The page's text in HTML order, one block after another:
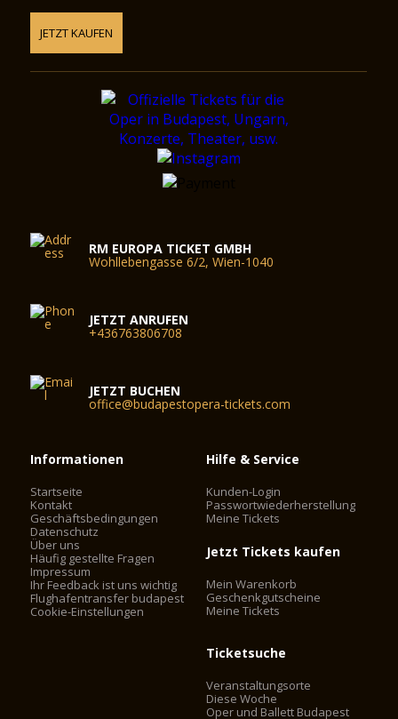
JETZT KAUFEN
RM EUROPA TICKET GMBH
Wohllebengasse 6/2, Wien-1040
JETZT ANRUFEN
+436763806708
JETZT BUCHEN
office@budapestopera-tickets.com
Informationen
Startseite
Kontakt
Geschäftsbedingungen
Datenschutz
Über uns
Häufig gestellte Fragen
Impressum
Ihr Feedback ist uns wichtig
Flughafentransfer budapest
Cookie-Einstellungen
Hilfe & Service
Kunden-Login
Passwortwiederherstellung
Meine Tickets
Jetzt Tickets kaufen
Mein Warenkorb
Geschenkgutscheine
Meine Tickets
Ticketsuche
Veranstaltungsorte
Diese Woche
Oper und Ballett Budapest